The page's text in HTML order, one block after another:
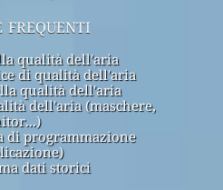
frequenti
qualità dell'aria
di qualità dell'aria
qualità dell'aria
dell'aria (maschere,
di programmazione
dati storici